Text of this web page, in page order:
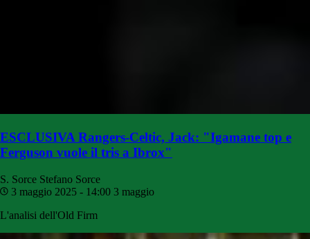
ESCLUSIVA Rangers-Celtic, Jack: "Igamane top e
Ferguson vuole il tris a Ibrox"
S. Sorce Stefano Sorce
3 maggio 2025 - 14:00 3 maggio
L'analisi dell'Old Firm